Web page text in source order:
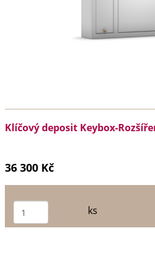
Klíčový deposit Keybox-
36 300 Kč
ks